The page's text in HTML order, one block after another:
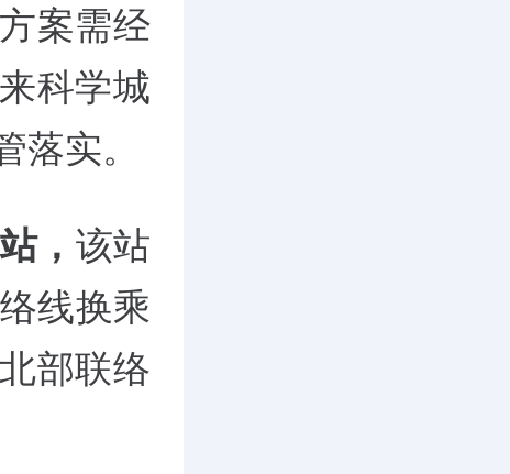
案需经
科学城
实。
， 该站
线换乘
部联络